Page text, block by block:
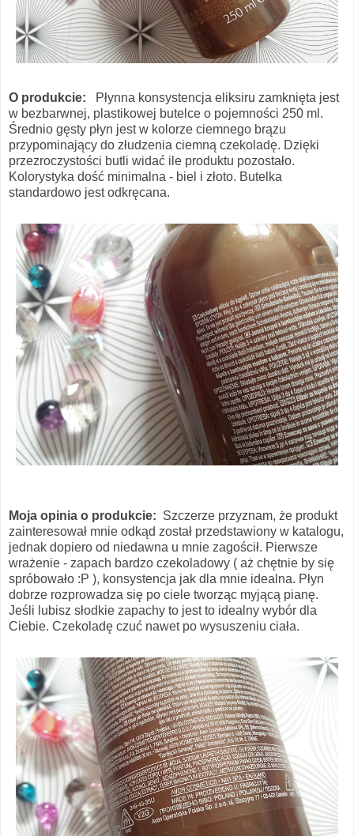
O produkcie:
Płynna konsystencja eliksiru zamknięta jest
w bezbarwnej, plastikowej butelce o pojemności 250 ml.
Średnio gęsty płyn jest w kolorze ciemnego brązu
przypominający do złudzenia ciemną czekoladę. Dzięki
przezroczystości butli widać ile produktu pozostało.
Kolorystyka dość minimalna - biel i złoto. Butelka
standardowo jest odkręcana.
Moja opinia o produkcie: Szczerze przyznam, że produkt
zainteresował mnie odkąd został przedstawiony w katalogu,
jednak dopiero od niedawna u mnie zagościł. Pierwsze
wrażenie - zapach bardzo czekoladowy ( aż chętnie by się
spróbowało :P ), konsystencja jak dla mnie idealna. Płyn
dobrze rozprowadza się po ciele tworząc myjącą pianę.
Jeśli lubisz słodkie zapachy to jest to idealny wybór dla
Ciebie. Czekoladę czuć nawet po wysuszeniu ciała.